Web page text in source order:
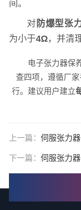
间。
对 防爆型张
为小于4Ω，并清
电子张力器保
查四项，遵循厂
行。建议用户建立
上一篇： 伺服张力
下一篇： 伺服张力